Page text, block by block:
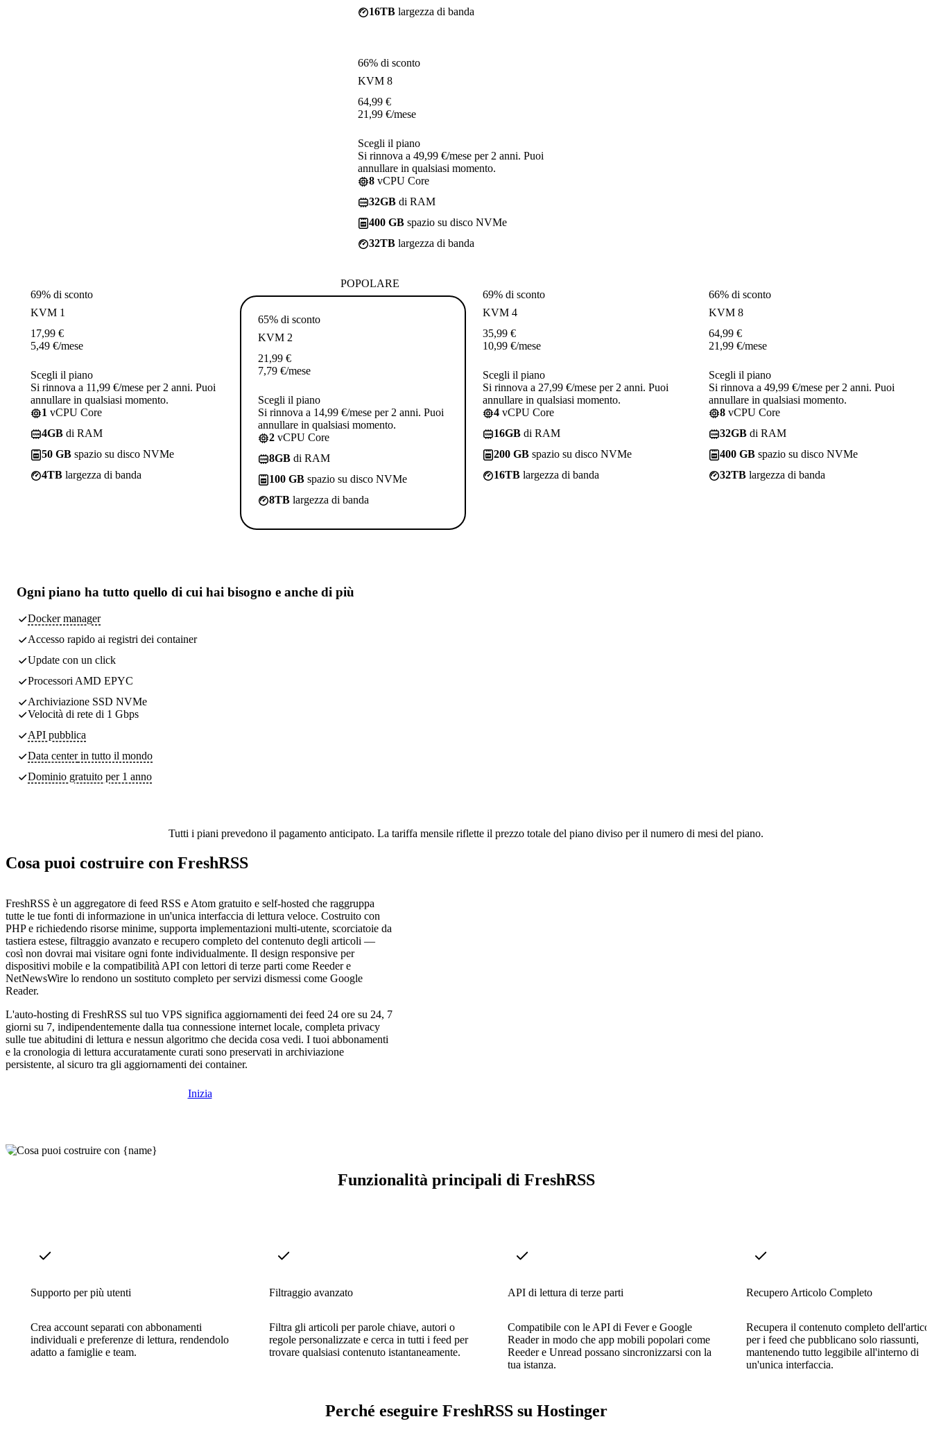
16TB largezza di banda
66% di sconto
KVM 8
64,99 €
21,99 €/mese
Scegli il piano
Si rinnova a 49,99 €/mese per 2 anni. Puoi
annullare in qualsiasi momento.
8 vCPU Core
32GB di RAM
400 GB spazio su disco NVMe
32TB largezza di banda
69% di sconto
KVM 1
17,99 €
5,49 €/mese
Scegli il piano
Si rinnova a 11,99 €/mese per 2 anni. Puoi
annullare in qualsiasi momento.
1 vCPU Core
4GB di RAM
50 GB spazio su disco NVMe
4TB largezza di banda
POPOLARE
65% di sconto
KVM 2
21,99 €
7,79 €/mese
Scegli il piano
Si rinnova a 14,99 €/mese per 2 anni. Puoi
annullare in qualsiasi momento.
2 vCPU Core
8GB di RAM
100 GB spazio su disco NVMe
8TB largezza di banda
69% di sconto
KVM 4
35,99 €
10,99 €/mese
Scegli il piano
Si rinnova a 27,99 €/mese per 2 anni. Puoi
annullare in qualsiasi momento.
4 vCPU Core
16GB di RAM
200 GB spazio su disco NVMe
16TB largezza di banda
66% di sconto
KVM 8
64,99 €
21,99 €/mese
Scegli il piano
Si rinnova a 49,99 €/mese per 2 anni. Puoi
annullare in qualsiasi momento.
8 vCPU Core
32GB di RAM
400 GB spazio su disco NVMe
32TB largezza di banda
Ogni piano ha tutto quello di cui hai bisogno e anche di più
Docker manager
Accesso rapido ai registri dei container
Update con un click
Processori AMD EPYC
Archiviazione SSD NVMe
Velocità di rete di 1 Gbps
API pubblica
Data centerin tutto il mondo
Dominio gratuito per 1 anno
Tutti i piani prevedono il pagamento anticipato. La tariffa mensile riflette il prezzo totale del piano diviso per il numero di mesi del piano.
Cosa puoi costruire con FreshRSS
FreshRSS è un aggregatore di feed RSS e Atom gratuito e self-hosted che raggruppa
tutte le tue fonti di informazione in un'unica interfaccia di lettura veloce. Costruito con
PHP e richiedendo risorse minime, supporta implementazioni multi-utente, scorciatoie da
tastiera estese, filtraggio avanzato e recupero completo del contenuto degli articoli —
così non dovrai mai visitare ogni fonte individualmente. Il design responsive per
dispositivi mobile e la compatibilità API con lettori di terze parti come Reeder e
NetNewsWire lo rendono un sostituto completo per servizi dismessi come Google
Reader.
L'auto-hosting di FreshRSS sul tuo VPS significa aggiornamenti dei feed 24 ore su 24, 7
giorni su 7, indipendentemente dalla tua connessione internet locale, completa privacy
sulle tue abitudini di lettura e nessun algoritmo che decida cosa vedi. I tuoi abbonamenti
e la cronologia di lettura accuratamente curati sono preservati in archiviazione
persistente, al sicuro tra gli aggiornamenti dei container.
Inizia
Funzionalità principali di FreshRSS
Supporto per più utenti
Crea account separati con abbonamenti
individuali e preferenze di lettura, rendendolo
adatto a famiglie e team.
Filtraggio avanzato
Filtra gli articoli per parole chiave, autori o
regole personalizzate e cerca in tutti i feed per
trovare qualsiasi contenuto istantaneamente.
API di lettura di terze parti
Compatibile con le API di Fever e Google
Reader in modo che app mobili popolari come
Reeder e Unread possano sincronizzarsi con la
tua istanza.
Recupero Articolo Completo
Recupera il contenuto completo
per i feed che pubblicano solo riassunti,
mantenendo tutto leggibile all'interno di
un'unica interfaccia.
Perché eseguire FreshRSS su Hostinger